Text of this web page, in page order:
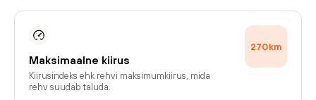
Maksimaalne kiirus
Kiirusindeks ehk rehvi maksimumkiirus, mida
rehv suudab taluda.
270km